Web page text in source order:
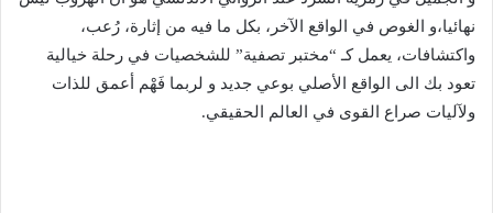
نهائيا،و الغوص في الواقع الآخر، بكل ما فيه من إثارة، رُعب،
واكتشافات، يعمل كـ “مختبر تصفية” للشخصيات في رحلة خيالية
تعود بك الى الواقع الأصلي بوعي جديد و لربما فَهْم أعمق للذات
ولآليات صراع القوى في العالم الحقيقي.